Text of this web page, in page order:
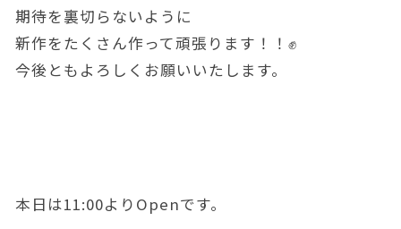
期待を裏切らないように
新作をたくさん作って頑張ります！！✊
今後ともよろしくお願いいたします。
本日は11:00よりOpenです。